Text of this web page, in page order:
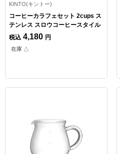
KINTO(キントー)
コーヒーカラフェセット 2cups ス
テンレス スロウコーヒースタイル
税込 4,180 円
在庫 △